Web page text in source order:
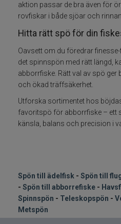
Tillbehör
Flugfiske
Kläder
Specimenfiske
Varumärken
aktion passar de bra även för
rovfiskar i både sjöar och
Hitta rätt spö för din
Oavsett om du föredrar
det spinnspön med rätt längd,
abborrfiske. Rätt val av spö ger
och ökad träffsäkerhet.
Utforska sortimentet hos
favoritspö för abborrfiske – ett
känsla, balans och precision i
Spön till ädelfisk - Spön till
- Spön till abborrefiske -
Spinnspön - Teleskopspön -
Metspön